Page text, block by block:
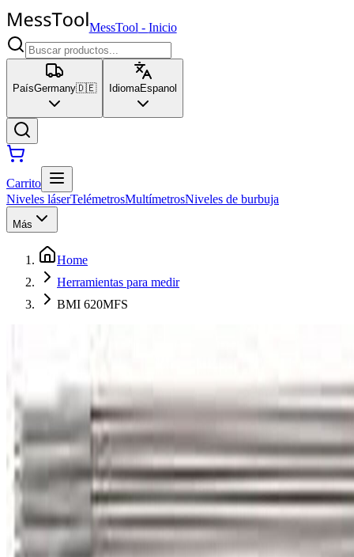
MessTool - Inicio
PaísGermany🇩🇪 IdiomaEspanol
Carrito
Niveles láserTelémetrosMultímetrosNiveles de burbuja
Más
Home
Herramientas para medir
BMI 620MFS